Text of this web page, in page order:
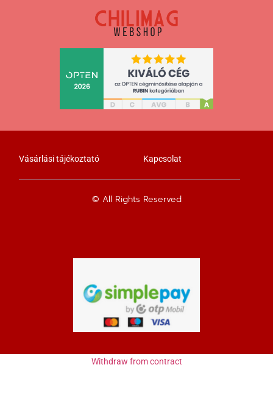
Vásárlási tájékoztató Kapcsolat
© All Rights Reserved
Withdraw from contract